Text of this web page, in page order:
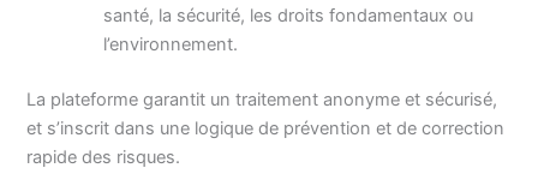
santé, la sécurité, les droits fondamentaux ou
l’environnement.
La plateforme garantit un traitement anonyme et sécurisé,
et s’inscrit dans une logique de prévention et de correction
rapide des risques.